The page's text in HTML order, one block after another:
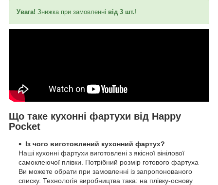
Увага! Знижка при замовленні від 3 шт.!
Що таке кухонні фартухи від Happy
Pocket
Із чого виготовлений кухонний фартух?
Наші кухонні фартухи виготовлені з якісної вінілової
самоклеючої плівки. Потрібний розмір готового фартуха
Ви можете обрати при замовленні із запропонованого
списку. Технологія виробництва така: на плівку-основу